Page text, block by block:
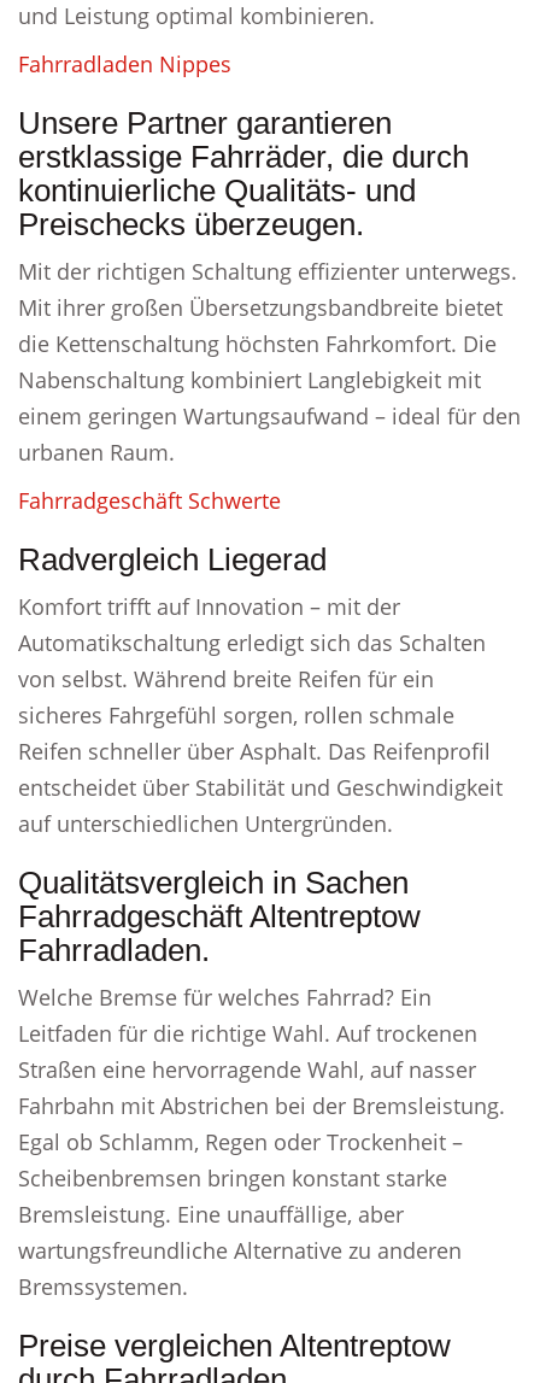
und Leistung optimal kombinieren.
Fahrradladen Nippes
Unsere Partner garantieren
erstklassige Fahrräder, die durch
kontinuierliche Qualitäts- und
Preischecks überzeugen.
Mit der richtigen Schaltung effizienter unterwegs.
Mit ihrer großen Übersetzungsbandbreite bietet
die Kettenschaltung höchsten Fahrkomfort. Die
Nabenschaltung kombiniert Langlebigkeit mit
einem geringen Wartungsaufwand – ideal für den
urbanen Raum.
Fahrradgeschäft Schwerte
Radvergleich Liegerad
Komfort trifft auf Innovation – mit der
Automatikschaltung erledigt sich das Schalten
von selbst. Während breite Reifen für ein
sicheres Fahrgefühl sorgen, rollen schmale
Reifen schneller über Asphalt. Das Reifenprofil
entscheidet über Stabilität und Geschwindigkeit
auf unterschiedlichen Untergründen.
Qualitätsvergleich in Sachen
Fahrradgeschäft Altentreptow
Fahrradladen.
Welche Bremse für welches Fahrrad? Ein
Leitfaden für die richtige Wahl. Auf trockenen
Straßen eine hervorragende Wahl, auf nasser
Fahrbahn mit Abstrichen bei der Bremsleistung.
Egal ob Schlamm, Regen oder Trockenheit –
Scheibenbremsen bringen konstant starke
Bremsleistung. Eine unauffällige, aber
wartungsfreundliche Alternative zu anderen
Bremssystemen.
Preise vergleichen Altentreptow